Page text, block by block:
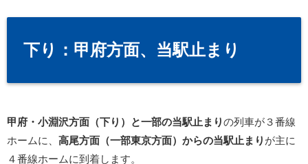
下り：甲府方面、当駅止まり
甲府・小淵沢方面（下り）と一部の当駅止まりの列車が３番線
ホームに、 高尾方面（一部東京方面）からの当駅止まり が主に
４番線ホームに到着します。